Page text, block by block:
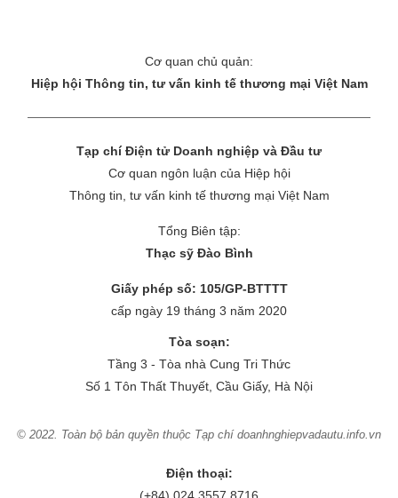
Cơ quan chủ quản:
Hiệp hội Thông tin, tư vấn kinh tế thương mại Việt Nam
Tạp chí Điện tử Doanh nghiệp và Đầu tư
Cơ quan ngôn luận của Hiệp hội
Thông tin, tư vấn kinh tế thương mại Việt Nam
Tổng Biên tập:
Thạc sỹ Đào Bình
Giấy phép số: 105/GP-BTTTT
cấp ngày 19 tháng 3 năm 2020
Tòa soạn:
Tầng 3 - Tòa nhà Cung Tri Thức
Số 1 Tôn Thất Thuyết, Cầu Giấy, Hà Nội
© 2022. Toàn bộ bản quyền thuộc Tạp chí doanhnghiepvadautu.info.vn
Điện thoại: